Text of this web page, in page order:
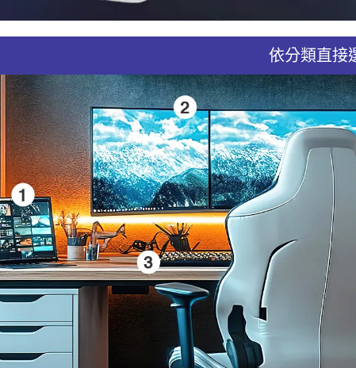
依分類直接